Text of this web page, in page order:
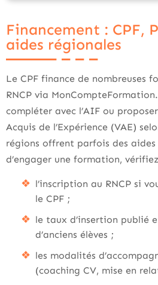
Financement : CPF,
aides régionales
Le CPF finance de nombreuses
RNCP via
compléter avec l’AIF ou
Acquis de l’Expérience (VAE)
régions offrent parfois des aides
d’engager une formation,
l’inscription au RNCP si
le CPF ;
le taux d’insertion publié
d’anciens élèves ;
les modalités
(coaching CV, mise en